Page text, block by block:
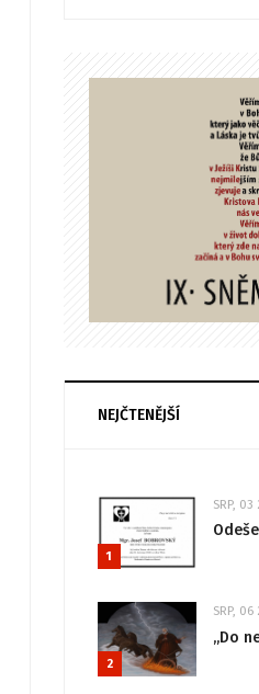
NEJČTENĚJŠÍ
1
SRP, 03
2
SRP, 06
„Do